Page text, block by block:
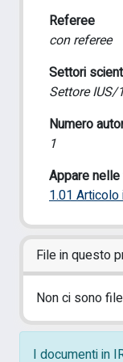
Referee
con referee
Settori
Settore
Numero
1
Appare
1.01 Articolo
File in questo
Non ci sono
I documenti in